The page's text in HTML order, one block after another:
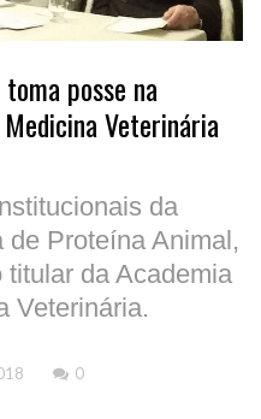
posse na
Veterinária
da
Proteína Animal,
da Academia
Veterinária.
0